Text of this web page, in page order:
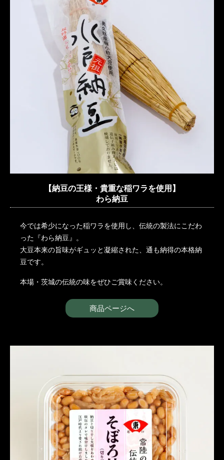
【納豆の王様・貴重な稲ワラを使用】
わら納豆
今では希少になった稲ワラを使用し、伝統の製法にこだわ
った『わら納豆』。
大豆本来の旨味がギュッと凝縮された、通も納得の本格納
豆です。
本場・茨城の伝統の味をぜひご賞味ください。
商品ページへ